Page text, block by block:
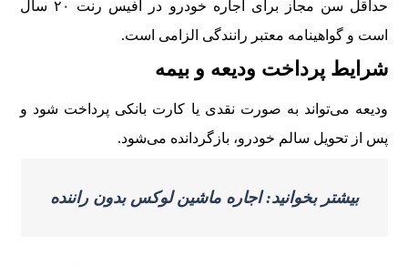
حداقل سن مجاز برای اجاره خودرو در آفیس رنت ۲۰ سال
است و گواهینامه معتبر رانندگی الزامی است.
شرایط پرداخت ودیعه و بیمه
ودیعه می‌تواند به صورت نقدی یا کارت بانکی پرداخت شود و
پس از تحویل سالم خودرو، بازگردانده می‌شود.
بیشتر بخوانید: اجاره ماشین لوکس بدون راننده